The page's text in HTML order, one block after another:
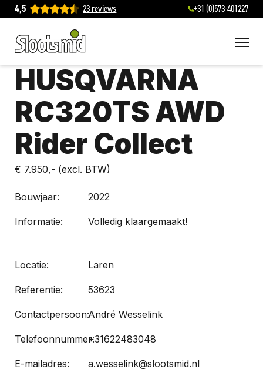
4,5 23 reviews +31 (0)573-401227
HUSQVARNA
RC320TS AWD
Rider Collect
€ 7.950,- (excl. BTW)
Bouwjaar: 2022
Informatie: Volledig klaargemaakt!
Locatie: Laren
Referentie: 53623
Contactpersoon:André Wesselink
Telefoonnummer:+31622483048
E-mailadres: a.wesselink@slootsmid.nl